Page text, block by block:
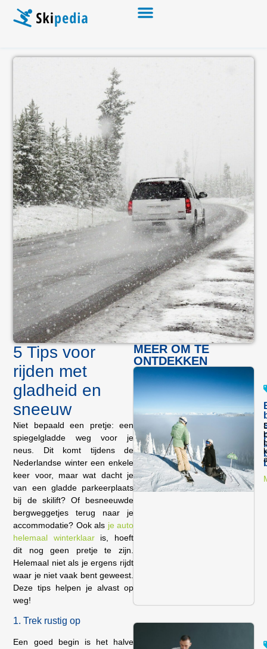
5 Tips voor
rijden met
gladheid en
sneeuw
Niet bepaald een pretje: een
spiegelgladde weg voor je
neus. Dit komt tijdens de
Nederlandse winter een enkele
keer voor, maar wat dacht je
van een gladde parkeerplaats
bij de skilift? Of besneeuwde
bergweggetjes terug naar je
accommodatie? Ook als je auto
helemaal winterklaaris, hoeft
dit nog geen pretje te zijn.
Helemaal niet als je ergens rijdt
waar je niet vaak bent geweest.
Deze tips helpen je alvast op
weg!
1. Trek rustig op
Een goed begin is het halve
MEER OM TE
ONTDEKKEN